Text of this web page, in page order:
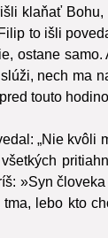
klaňať Bohu,
to išli
ostane
nech ma
touto
„Nie kvôli
»Syn
lebo kto